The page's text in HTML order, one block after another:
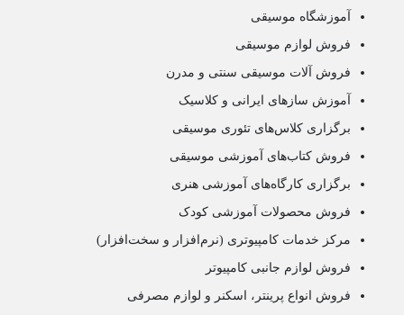
آموزشگاه موسیقی
فروش لوازم موسیقی
فروش آلات موسیقی سنتی و مدرن
آموزش سازهای ایرانی و کلاسیک
برگزاری کلاس‌های تئوری موسیقی
فروش کتاب‌های آموزشی موسیقی
برگزاری کارگاه‌های آموزشی هنری
فروش محصولات آموزشی کودک
مرکز خدمات کامپیوتری (نرم‌افزار و سخت‌افزار)
فروش لوازم جانبی کامپیوتر
فروش انواع پرینتر، اسکنر و لوازم مصرفی